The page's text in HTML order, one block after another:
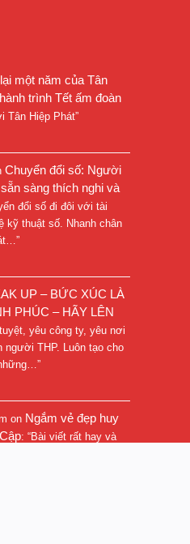
một năm của Tân
trình Tết ấm đoàn
Tân Hiệp Phát”
Chuyển đổi số: Người
sàng thích nghi và
đổi số đi đôi với tài
kỹ thuật số. Nhanh chân
”
UP – BỨC XÚC LÀ
PHÚC – HÃY LÊN
yêu công ty, yêu nơi
người THP. Luôn tạo cho
”
on Ngắm vẻ đẹp huy
: “Bài viết rất hay và